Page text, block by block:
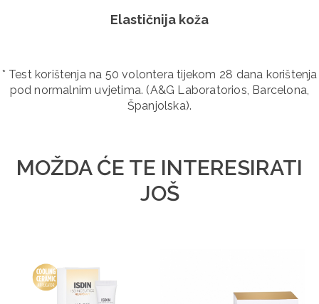
Elastičnija koža
* Test korištenja na 50 volontera tijekom 28 dana korištenja
pod normalnim uvjetima. (A&G Laboratorios, Barcelona,
Španjolska).
MOŽDA ĆE TE INTERESIRATI
JOŠ